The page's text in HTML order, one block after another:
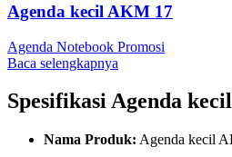
Agenda kecil AKM 17
Agenda Notebook Promosi
Baca selengkapnya
Spesifikasi Agenda
Nama Produk: Agenda kecil